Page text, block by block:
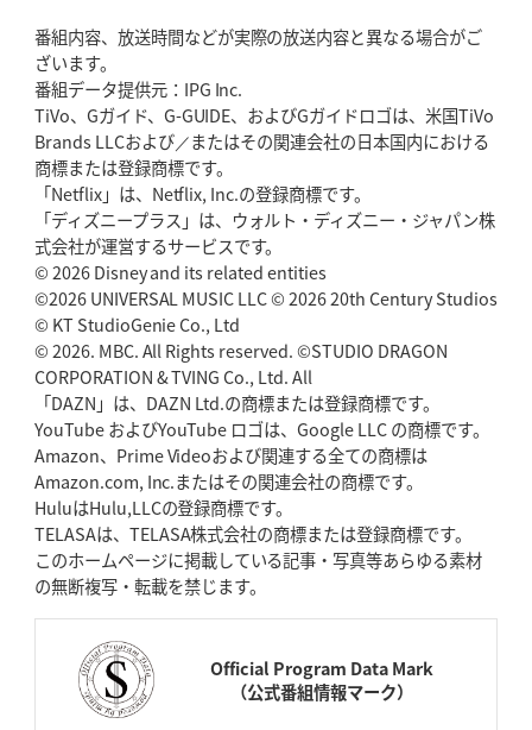
番組内容、放送時間などが実際の放送内容と異なる場合がご
ざいます。
番組データ提供元：IPG Inc.
TiVo、Gガイド、G-GUIDE、およびGガイドロゴは、米国TiVo
Brands LLCおよび／またはその関連会社の日本国内における
商標または登録商標です。
「Netflix」は、Netflix, Inc.の登録商標です。
「ディズニープラス」は、ウォルト・ディズニー・ジャパン株
式会社が運営するサービスです。
© 2026 Disney and its related entities
©2026 UNIVERSAL MUSIC LLC © 2026 20th Century Studios
© KT StudioGenie Co., Ltd
© 2026. MBC. All Rights reserved. ©STUDIO DRAGON
CORPORATION & TVING Co., Ltd. All
「DAZN」は、DAZN Ltd.の商標または登録商標です。
YouTube およびYouTube ロゴは、Google LLC の商標です。
Amazon、Prime Videoおよび関連する全ての商標は
Amazon.com, Inc.またはその関連会社の商標です。
HuluはHulu,LLCの登録商標です。
TELASAは、TELASA株式会社の商標または登録商標です。
このホームページに掲載している記事・写真等あらゆる素材
の無断複写・転載を禁じます。
Official Program Data Mark
（公式番組情報マーク）